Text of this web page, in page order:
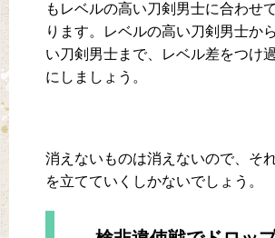
もレベルの高い刀剣男士に合わせ
ります。レベルの高い刀剣男士か
い刀剣男士まで、レベル差をつけ
にしましょう。
消えないものは消えないので、そ
を立てていくしかないでしょう。